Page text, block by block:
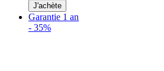
J'achète
Garantie 1 an
- 35%